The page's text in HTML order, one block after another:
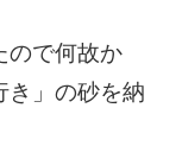
ので何故か
き」の砂を納